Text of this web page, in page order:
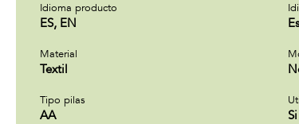
Idioma producto
ES, EN
Material
Textil
Tipo pilas
AA Si